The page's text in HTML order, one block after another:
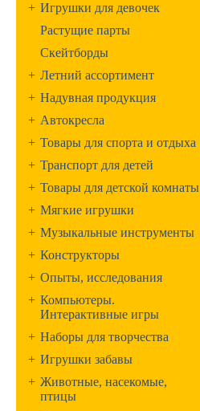
+ Игрушки для девочек
Растущие парты
Скейтборды
+ Летний ассортимент
+ Надувная продукция
+ Автокресла
+ Товары для спорта и отдыха
+ Транспорт для детей
+ Товары для детской комнаты
+ Мягкие игрушки
+ Музыкальные инструменты
+ Конструкторы
+ Опыты, исследования
+ Компьютеры.
Интерактивные игры
+ Наборы для творчества
+ Игрушки забавы
+ Животные, насекомые,
птицы